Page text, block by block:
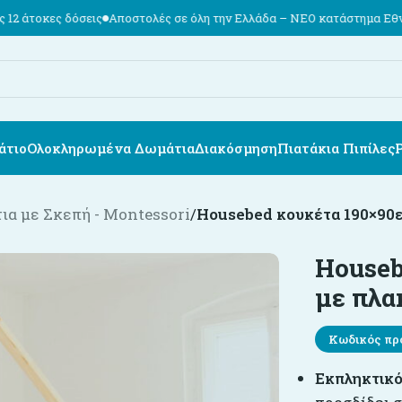
Αποστολές σε όλη την Ελλάδα – ΝΕΟ κατάστημα Εθν.
Ολοκληρωμένα ΔωμάτιαΔιακόσμησηΠιατάκια Πιπίλες
με Σκεπή - Montessori/Housebed κουκέτα
με
Κωδικός